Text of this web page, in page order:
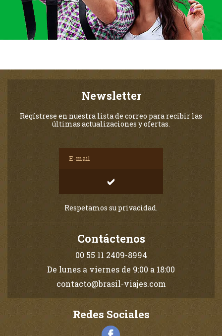
Newsletter
Regístrese en nuestra lista de correo para recibir las
últimas actualizaciones y ofertas.
Respetamos su privacidad.
Contáctenos
00 55 11 2409-8994
De lunes a viernes de 9:00 a 18:00
contacto@brasil-viajes.com
Redes Sociales